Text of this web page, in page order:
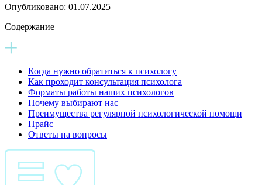
Опубликовано: 01.07.2025
Содержание
Когда нужно обратиться к психологу
Как проходит консультация психолога
Форматы работы наших психологов
Почему выбирают нас
Преимущества регулярной психологической помощи
Прайс
Ответы на вопросы